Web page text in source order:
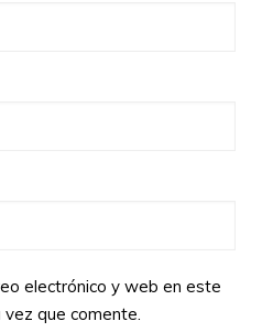
electrónico y web en este
que comente.